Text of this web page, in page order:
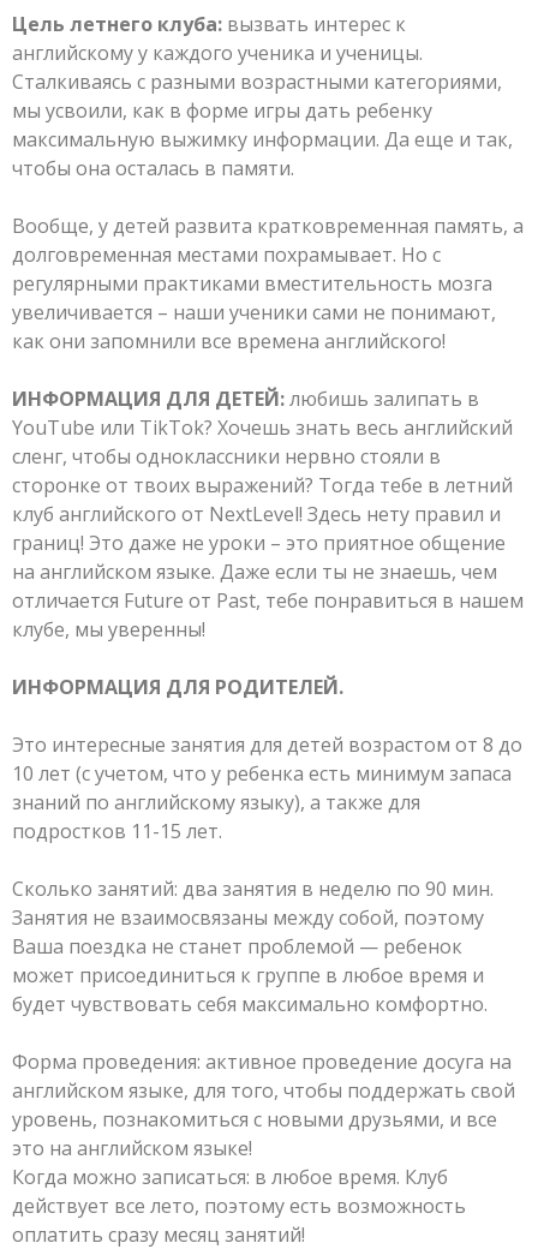
Цель летнего клуба: вызвать интерес к
английскому у каждого ученика и ученицы.
Сталкиваясь с разными возрастными категориями,
мы усвоили, как в форме игры дать ребенку
максимальную выжимку информации. Да еще и так,
чтобы она осталась в памяти.
Вообще, у детей развита кратковременная память, а
долговременная местами похрамывает. Но с
регулярными практиками вместительность мозга
увеличивается – наши ученики сами не понимают,
как они запомнили все времена английского!
ИНФОРМАЦИЯ ДЛЯ ДЕТЕЙ:любишь залипать в
YouTube или TikTok? Хочешь знать весь английский
сленг, чтобы одноклассники нервно стояли в
сторонке от твоих выражений? Тогда тебе в летний
клуб английского от NextLevel! Здесь нету правил и
границ! Это даже не уроки – это приятное общение
на английском языке. Даже если ты не знаешь, чем
отличается Future от Past, тебе понравиться в нашем
клубе, мы уверенны!
ИНФОРМАЦИЯ ДЛЯ РОДИТЕЛЕЙ.
Это интересные занятия для детей возрастом от 8 до
10 лет (с учетом, что у ребенка есть минимум запаса
знаний по английскому языку), а также для
подростков 11-15 лет.
Сколько занятий: два занятия в неделю по 90 мин.
Занятия не взаимосвязаны между собой, поэтому
Ваша поездка не станет проблемой — ребенок
может присоединиться к группе в любое время и
будет чувствовать себя максимально комфортно.
Форма проведения: активное проведение досуга на
английском языке, для того, чтобы поддержать свой
уровень, познакомиться с новыми друзьями, и все
это на английском языке!
Когда можно записаться: в любое время. Клуб
действует все лето, поэтому есть возможность
оплатить сразу месяц занятий!